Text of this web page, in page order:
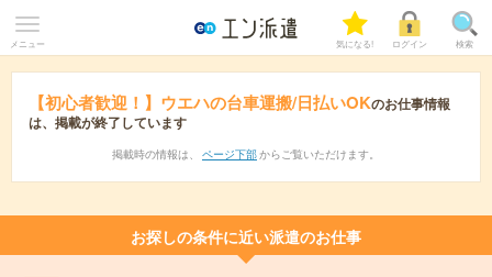
メニュー 気になる! ログイン 検索
【初心者歓迎！】ウエハの台車運搬/日払いOKのお仕事情報
は、掲載が終了しています
掲載時の情報は、 ページ下部 からご覧いただけます。
お探しの条件に近い派遣のお仕事